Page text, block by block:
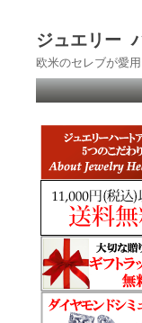
ジュエリー
欧米のセレブが愛